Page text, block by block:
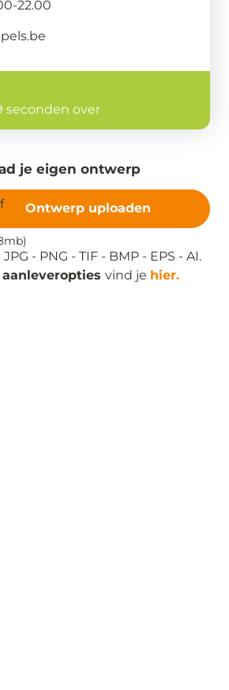
over
JPG - PNG - TIF - BMP - EPS - AI.
aanleveropties vind je hier.